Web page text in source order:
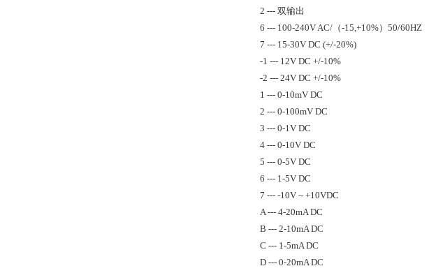
2 --- 双输出
6 --- 100-240V AC/（-15,+10%）50/60HZ
7 --- 15-30V DC (+/-20%)
-1 --- 12V DC +/-10%
-2 --- 24V DC +/-10%
1 --- 0-10mV DC
2 --- 0-100mV DC
3 --- 0-1V DC
4 --- 0-10V DC
5 --- 0-5V DC
6 --- 1-5V DC
7 --- -10V ~ +10VDC
A --- 4-20mA DC
B --- 2-10mA DC
C --- 1-5mA DC
D --- 0-20mA DC